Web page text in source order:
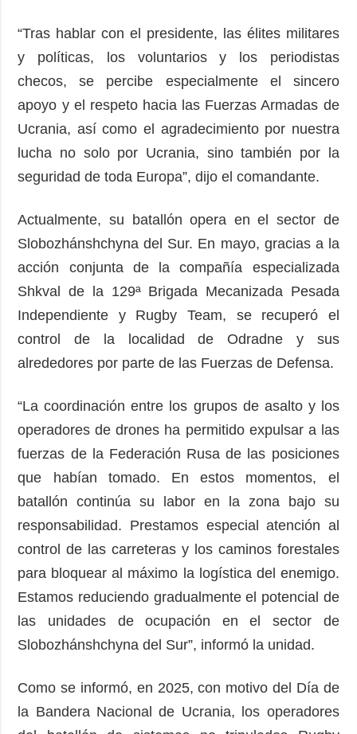
“Tras hablar con el presidente, las élites militares
y políticas, los voluntarios y los periodistas
checos, se percibe especialmente el sincero
apoyo y el respeto hacia las Fuerzas Armadas de
Ucrania, así como el agradecimiento por nuestra
lucha no solo por Ucrania, sino también por la
seguridad de toda Europa”, dijo el comandante.
Actualmente, su batallón opera en el sector de
Slobozhánshchyna del Sur. En mayo, gracias a la
acción conjunta de la compañía especializada
Shkval de la 129ª Brigada Mecanizada Pesada
Independiente y Rugby Team, se recuperó el
control de la localidad de Odradne y sus
alrededores por parte de las Fuerzas de Defensa.
“La coordinación entre los grupos de asalto y los
operadores de drones ha permitido expulsar a las
fuerzas de la Federación Rusa de las posiciones
que habían tomado. En estos momentos, el
batallón continúa su labor en la zona bajo su
responsabilidad. Prestamos especial atención al
control de las carreteras y los caminos forestales
para bloquear al máximo la logística del enemigo.
Estamos reduciendo gradualmente el potencial de
las unidades de ocupación en el sector de
Slobozhánshchyna del Sur”, informó la unidad.
Como se informó, en 2025, con motivo del Día de
la Bandera Nacional de Ucrania, los operadores